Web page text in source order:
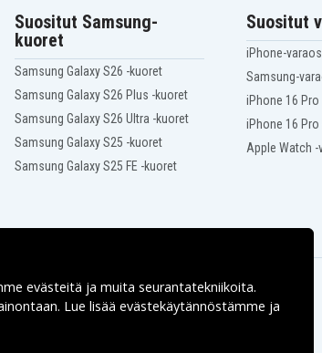
Suositut Samsung-
kuoret
Samsung Galaxy S26 -kuoret
Samsung Galaxy S26 Plus -kuoret
Samsung Galaxy S26 Ultra -kuoret
Samsung Galaxy S25 -kuoret
Samsung Galaxy S25 FE -kuoret
Suositut
iPhone-
Samsung-
iPhone 16
iPhone 16
Apple Watch
evästeitä ja muita seurantatekniikoita.
Lue lisää evästekäytännöstämme ja